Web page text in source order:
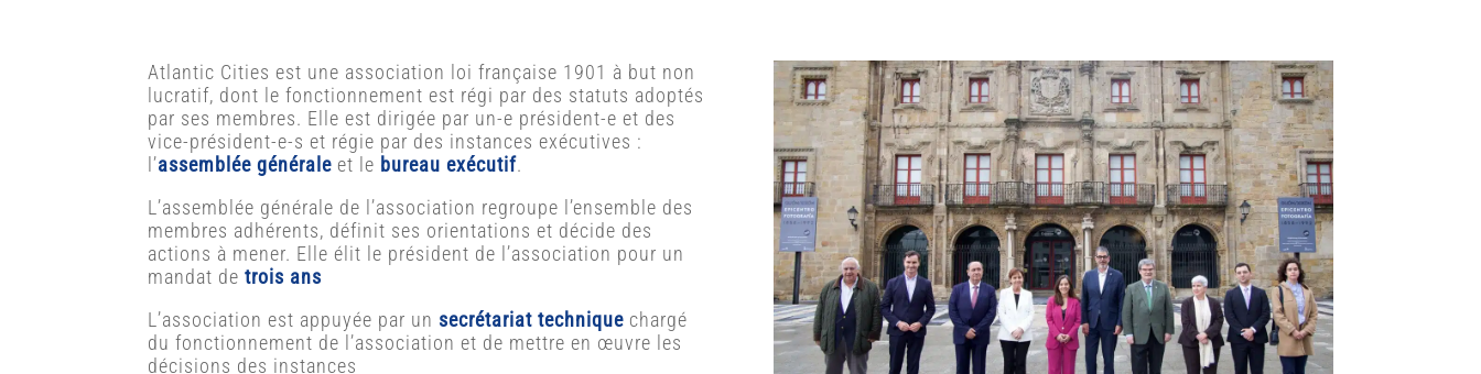
Atlantic Cities est une association loi française 1901 à but non
lucratif, dont le fonctionnement est régi par des statuts adoptés
par ses membres. Elle est dirigée par un-e président-e et des
vice-président-e-s et régie par des instances exécutives :
l’assemblée générale et le bureau exécutif.
L’assemblée générale de l’association regroupe l’ensemble des
membres adhérents, définit ses orientations et décide des
actions à mener. Elle élit le président de l’association pour un
mandat detrois ans
L’association est appuyée par un secrétariat technique chargé
du fonctionnement de l’association et de mettre en œuvre les
décisions des instances